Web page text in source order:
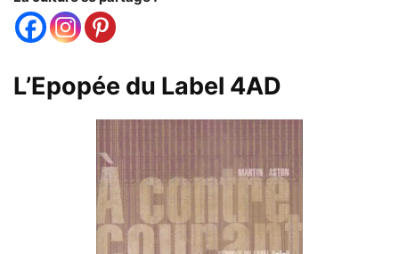
L’Epopée du Label 4AD